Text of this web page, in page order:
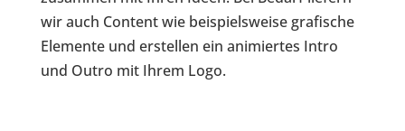
wir auch Content wie beispielsweise grafische
Elemente und erstellen ein animiertes Intro
und Outro mit Ihrem Logo.